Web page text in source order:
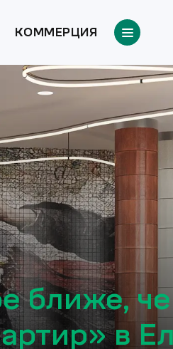
КОММЕРЦИЯ
ближе,
в